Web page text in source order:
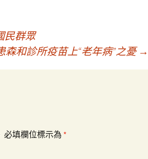
民群眾
森和診所疫苗上“老年病”之憂 →
必填欄位標示為 *